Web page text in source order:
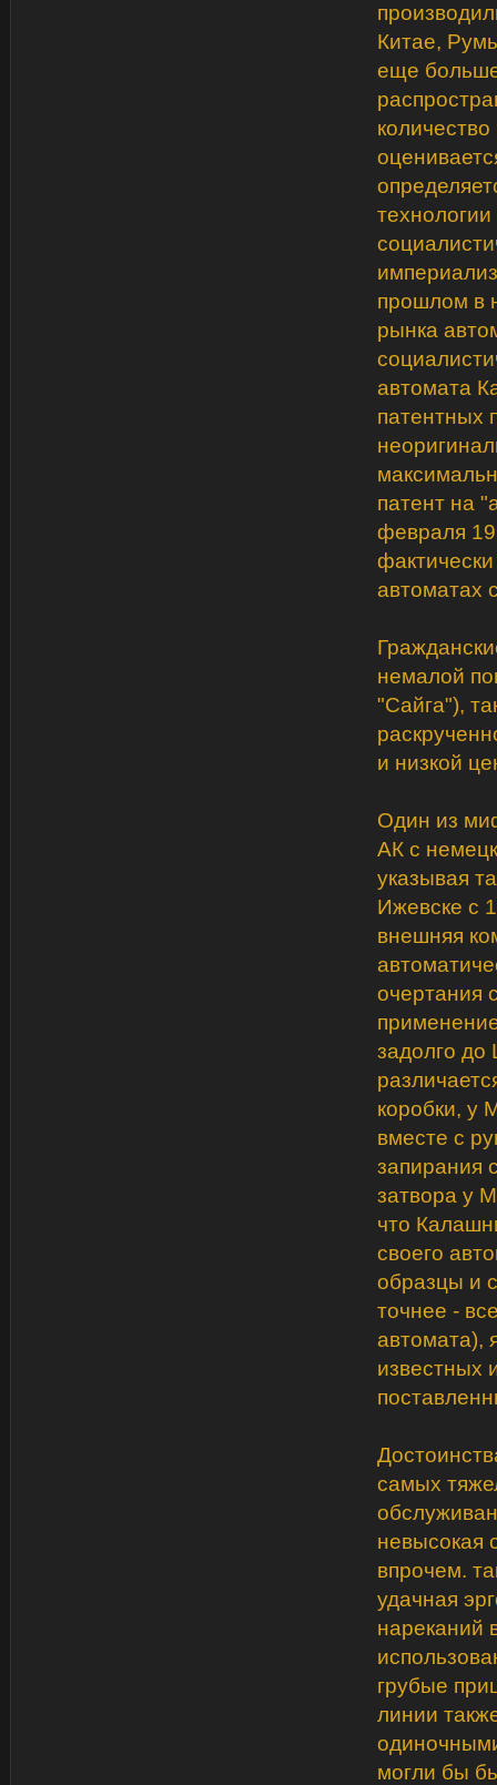
Китае,
еще
технологии
прошлом в
рынка
автомата
патентных
патент на
февраля
автоматах
немалой
"Сайга"),
и низкой
Один из
АК с
указывая
Ижевске с
внешняя
очертания
задолго
коробки, у
вместе с
запирания
затвора у
что
своего
образцы и
точнее -
автомата),
известных
самых
невысокая
впрочем.
удачная
нареканий
грубые
линии
могли бы